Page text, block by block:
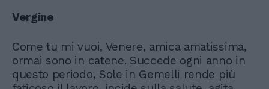
Vergine
Come tu mi vuoi, Venere, amica amatissima,
ormai sono in catene. Succede ogni anno in
questo periodo, Sole in Gemelli rende più